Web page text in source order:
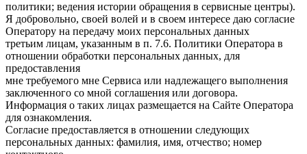
политики; ведения истории обращения в сервисные центры).
Я добровольно, своей волей и в своем интересе даю согласие
Оператору на передачу моих персональных данных
третьим лицам, указанным в п. 7.6. Политики Оператора в
отношении обработки персональных данных, для
предоставления
мне требуемого мне Сервиса или надлежащего выполнения
заключенного со мной соглашения или договора.
Информация о таких лицах размещается на Сайте Оператора
для ознакомления.
Согласие предоставляется в отношении следующих
персональных данных: фамилия, имя, отчество; номер